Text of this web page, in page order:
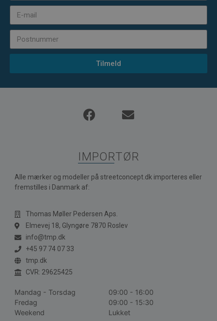
Tilmeld
IMPORTØR
Alle mærker og modeller på streetconcept.dk importeres eller
fremstilles i Danmark af:
Thomas Møller Pedersen Aps.
Elmevej 18, Glyngøre 7870 Roslev
info@tmp.dk
+45 97 74 07 33
tmp.dk
CVR: 29625425
Mandag - Torsdag
09:00 - 16:00
Fredag
09:00 - 15:30
Weekend
Lukket